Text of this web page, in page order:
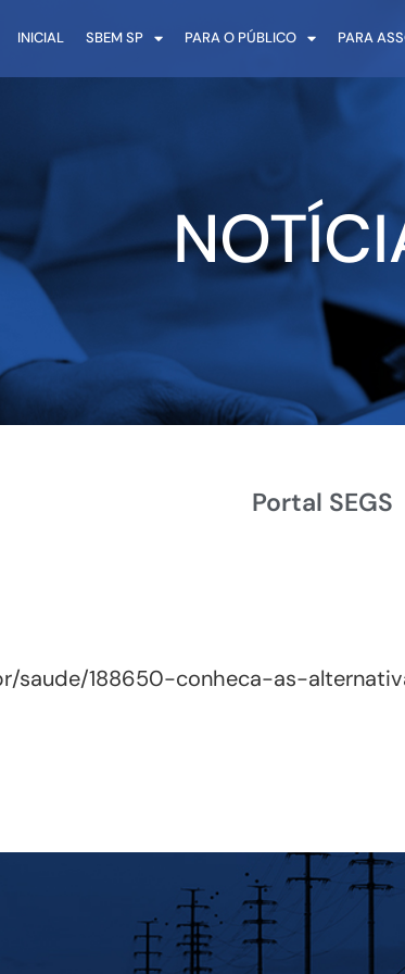
INICIAL SBEM SP PARA O PÚBLICO PARA
Portal SEGS
saude/188650-conheca-as-